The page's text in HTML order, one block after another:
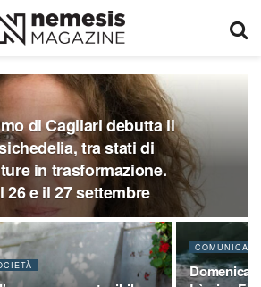
di Cagliari debutta il
tra stati di
in trasformazione.
e il 27 settembre
Domenica